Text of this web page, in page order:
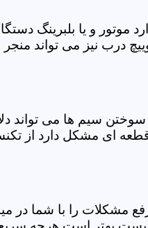
و یا بلبرینگ
درب نیز می تواند
سیم ها می تواند
ای مشکل دارد از
را با شما در